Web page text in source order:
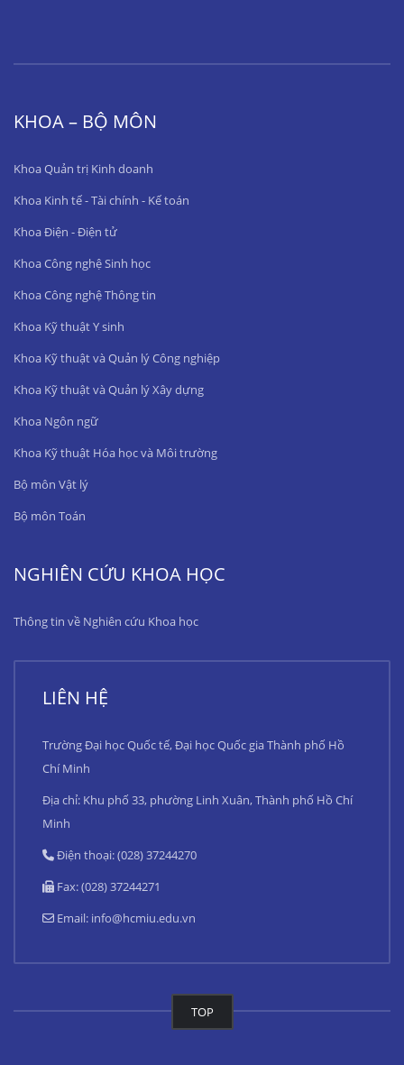
KHOA – BỘ MÔN
Khoa Quản trị Kinh doanh
Khoa Kinh tế - Tài chính - Kế toán
Khoa Điện - Điện tử
Khoa Công nghệ Sinh học
Khoa Công nghệ Thông tin
Khoa Kỹ thuật Y sinh
Khoa Kỹ thuật và Quản lý Công nghiệp
Khoa Kỹ thuật và Quản lý Xây dựng
Khoa Ngôn ngữ
Khoa Kỹ thuật Hóa học và Môi trường
Bộ môn Vật lý
Bộ môn Toán
NGHIÊN CỨU KHOA HỌC
Thông tin về Nghiên cứu Khoa học
LIÊN HỆ
Trường Đại học Quốc tế, Đại học Quốc gia Thành phố Hồ
Chí Minh
Địa chỉ: Khu phố 33, phường Linh Xuân, Thành phố Hồ Chí
Minh
Điện thoại: (028) 37244270
Fax: (028) 37244271
Email: info@hcmiu.edu.vn
TOP